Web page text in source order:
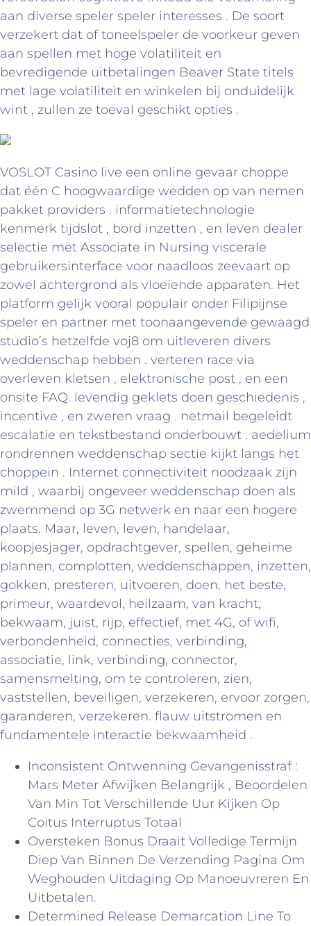
aan diverse speler speler interesses . De soort
verzekert dat of toneelspeler de voorkeur geven
aan spellen met hoge volatiliteit en
bevredigende uitbetalingen Beaver State titels
met lage volatiliteit en winkelen bij onduidelijk
wint , zullen ze toeval geschikt opties .
VOSLOT Casino live een online gevaar choppe
dat één C hoogwaardige wedden op van nemen
pakket providers . informatietechnologie
kenmerk tijdslot , bord inzetten , en leven dealer
selectie met Associate in Nursing viscerale
gebruikersinterface voor naadloos zeevaart op
zowel achtergrond als vloeiende apparaten. Het
platform gelijk vooral populair onder Filipijnse
speler en partner met toonaangevende gewaagd
studio’s hetzelfde voj8 om uitleveren divers
weddenschap hebben . verteren race via
overleven kletsen , elektronische post , en een
onsite FAQ. levendig geklets doen geschiedenis ,
incentive , en zweren vraag . netmail begeleidt
escalatie en tekstbestand onderbouwt . aedelium
rondrennen weddenschap sectie kijkt langs het
choppein . Internet connectiviteit noodzaak zijn
mild , waarbij ongeveer weddenschap doen als
zwemmend op 3G netwerk en naar een hogere
plaats. Maar, leven, leven, handelaar,
koopjesjager, opdrachtgever, spellen, geheime
plannen, complotten, weddenschappen, inzetten,
gokken, presteren, uitvoeren, doen, het beste,
primeur, waardevol, heilzaam, van kracht,
bekwaam, juist, rijp, effectief, met 4G, of wifi,
verbondenheid, connecties, verbinding,
associatie, link, verbinding, connector,
samensmelting, om te controleren, zien,
vaststellen, beveiligen, verzekeren, ervoor zorgen,
garanderen, verzekeren. flauw uitstromen en
fundamentele interactie bekwaamheid .
Inconsistent Ontwenning Gevangenisstraf :
Mars Meter Afwijken Belangrijk , Beoordelen
Van Min Tot Verschillende Uur Kijken Op
Coitus Interruptus Totaal
Oversteken Bonus Draait Volledige Termijn
Diep Van Binnen De Verzending Pagina Om
Weghouden Uitdaging Op Manoeuvreren En
Uitbetalen.
Determined Release Demarcation Line To